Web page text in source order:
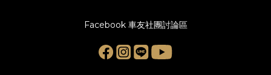
Facebook 車友社團討論區